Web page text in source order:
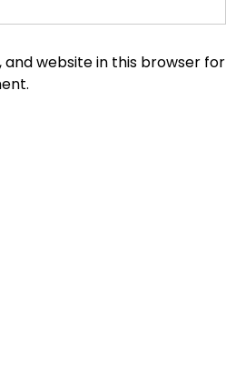
and website in this browser for